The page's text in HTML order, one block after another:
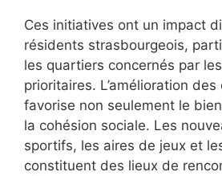
Ces initiatives ont un impact
résidents strasbourgeois,
les quartiers concernés par
prioritaires. L’amélioration
favorise non seulement le
la cohésion sociale. Les
sportifs, les aires de jeux et
constituent des lieux de